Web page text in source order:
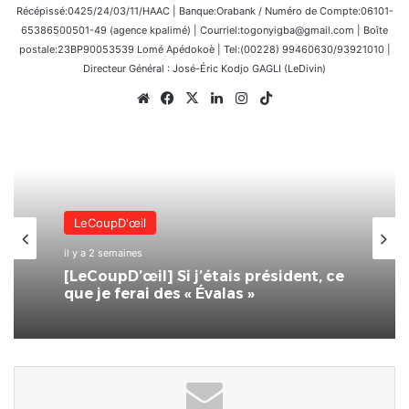
Récépissé:0425/24/03/11/HAAC | Banque:Orabank / Numéro de Compte:06101-
65386500501-49 (agence kpalimé) | Courriel:togonyigba@gmail.com | Boîte
postale:23BP90053539 Lomé Apédokoè | Tel:(00228) 99460630/93921010 |
Directeur Général : José-Éric Kodjo GAGLI (LeDivin)
WebsiteFacebook
X LinkedinInstagram
LeCoupD'œil
il y a 2 semaines
[LeCoupD’œil] Si j’étais président, ce
que je ferai des « Évalas »